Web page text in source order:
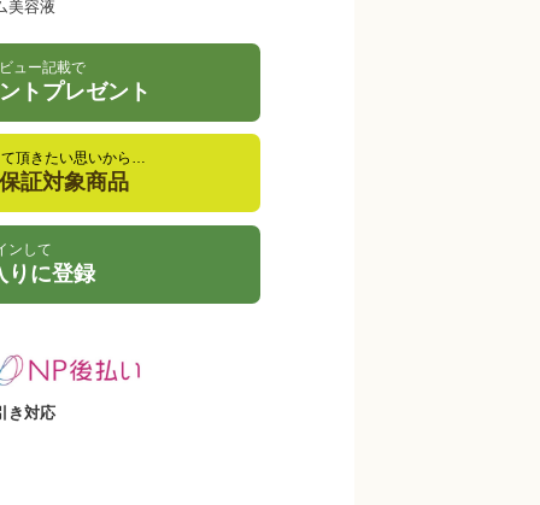
美容液
ュー記載で
トプレゼント
頂きたい思いから…
証対象商品
ンして
りに登録
き対応